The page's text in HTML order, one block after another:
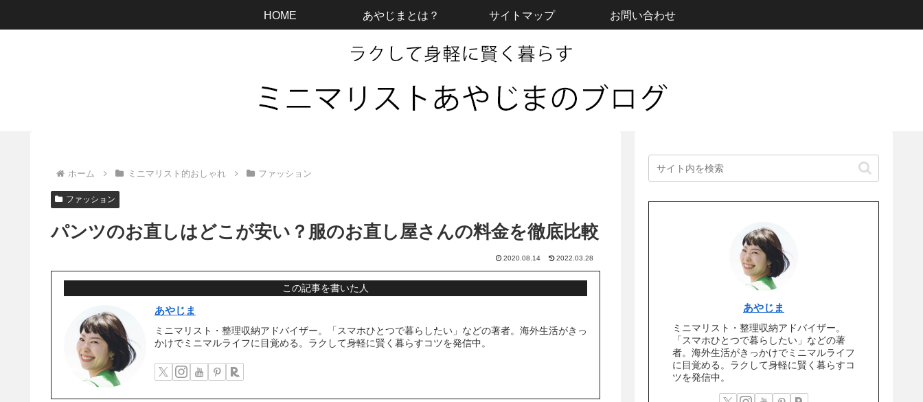
HOME あやじまとは？ サイトマップ お問い合わせ
ホーム ミニマリスト的おしゃれ ファッション
ファッション
パンツのお直しはどこが安い？服のお直し屋さんの料金を徹底比較
2020.08.14 2022.03.28
この記事を書いた人
あやじま
ミニマリスト・整理収納アドバイザー。「スマホひとつで暮らしたい」などの著者。海外生活がきっ
かけでミニマルライフに目覚める。ラクして身軽に賢く暮らすコツを発信中。
あやじま
ミニマリスト・整理収納アドバイザー。
「スマホひとつで暮らしたい」などの著
者。海外生活がきっかけでミニマルライフ
に目覚める。ラクして身軽に賢く暮らすコ
ツを発信中。